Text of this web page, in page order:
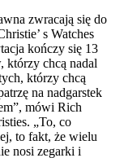
zwracają się do
s Watches
kończy się 13
którzy chcą nadal
którzy chcą
na nadgarstek
mówi Rich
„To, co
to fakt, że wielu
nosi zegarki i